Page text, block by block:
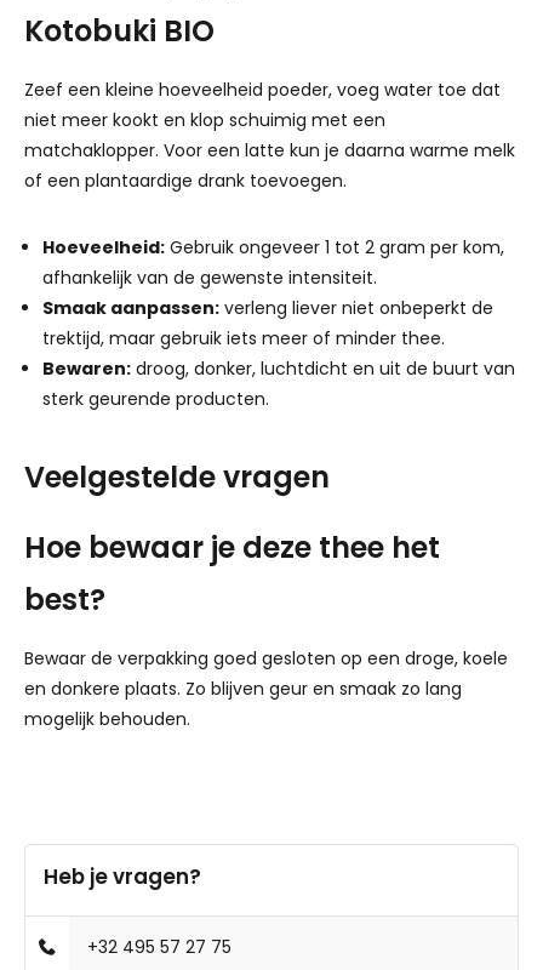
Kotobuki BIO
Zeef een kleine hoeveelheid poeder, voeg water toe dat
niet meer kookt en klop schuimig met een
matchaklopper. Voor een latte kun je daarna warme melk
of een plantaardige drank toevoegen.
Hoeveelheid: Gebruik ongeveer 1 tot 2 gram per kom,
afhankelijk van de gewenste intensiteit.
Smaak aanpassen: verleng liever niet onbeperkt de
trektijd, maar gebruik iets meer of minder thee.
Bewaren: droog, donker, luchtdicht en uit de buurt van
sterk geurende producten.
Veelgestelde vragen
Hoe bewaar je deze thee het
best?
Bewaar de verpakking goed gesloten op een droge, koele
en donkere plaats. Zo blijven geur en smaak zo lang
mogelijk behouden.
Heb je vragen?
+32 495 57 27 75